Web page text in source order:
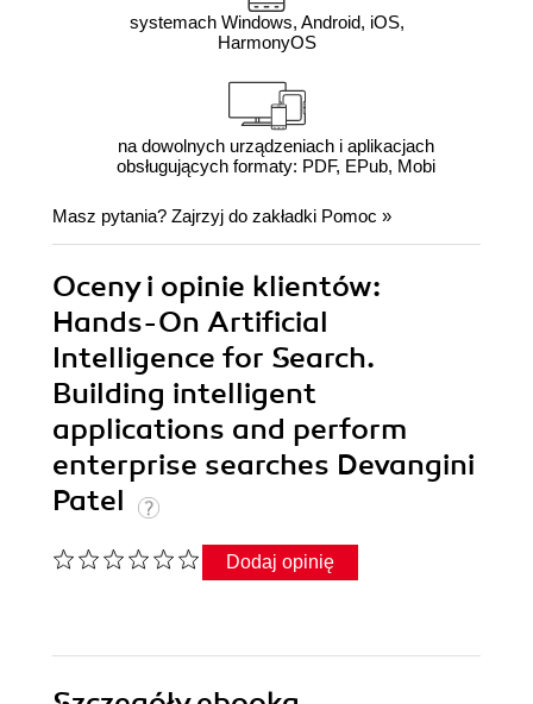
systemach Windows, Android, iOS,
HarmonyOS
na dowolnych urządzeniach i aplikacjach
obsługujących formaty: PDF, EPub, Mobi
Masz pytania? Zajrzyj do zakładki Pomoc »
Oceny i opinie klientów:
Hands-On Artificial
Intelligence for Search.
Building intelligent
applications and perform
enterprise searches Devangini
Patel
Dodaj opinię